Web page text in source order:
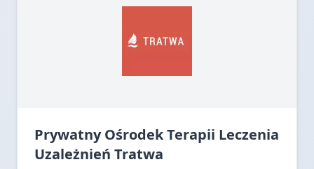
Prywatny Ośrodek Terapii Leczenia
Uzależnień Tratwa